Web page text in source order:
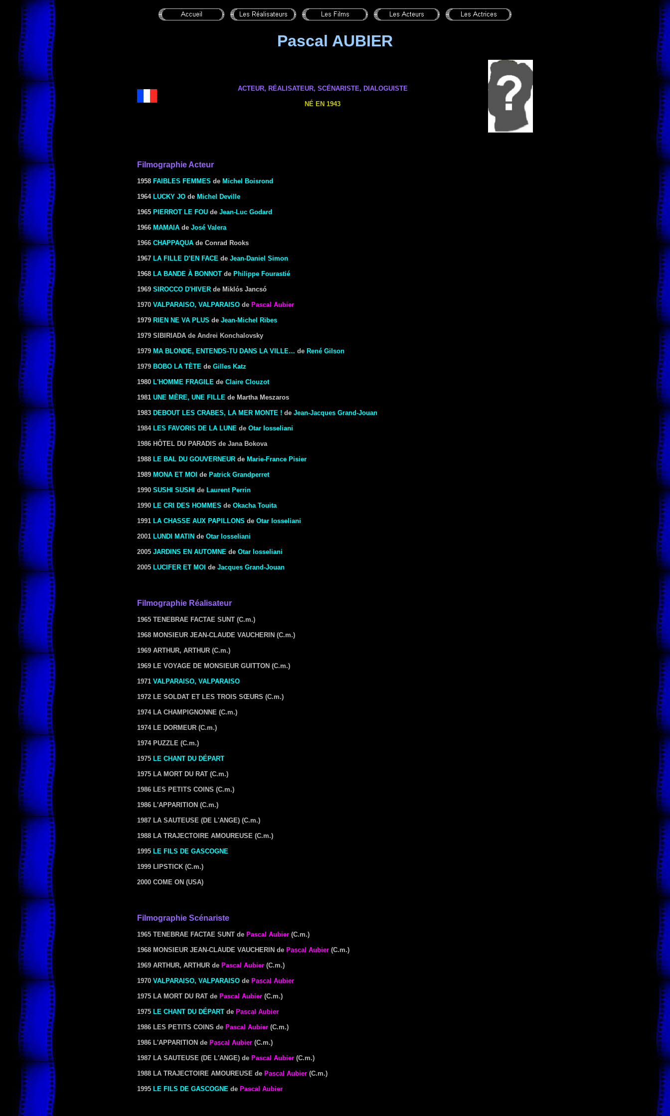
Pascal AUBIER
ACTEUR, RÉALISATEUR, SCÉNARISTE, DIALOGUISTE
NÉ EN 1943
Filmographie Acteur
1958 FAIBLES FEMMES de Michel Boisrond
1964 LUCKY JO de Michel Deville
1965 PIERROT LE FOU de Jean-Luc Godard
1966 MAMAIA de José Valera
1966 CHAPPAQUA de Conrad Rooks
1967 LA FILLE D’EN FACE de Jean-Daniel Simon
1968 LA BANDE À BONNOT de Philippe Fourastié
1969 SIROCCO D'HIVER de Miklós Jancsó
1970 VALPARAISO, VALPARAISO de Pascal Aubier
1979 RIEN NE VA PLUS de Jean-Michel Ribes
1979 SIBIRIADA de Andrei Konchalovsky
1979 MA BLONDE, ENTENDS-TU DANS LA VILLE… de René Gilson
1979 BOBO LA TÈTE de Gilles Katz
1980 L'HOMME FRAGILE de Claire Clouzot
1981 UNE MÈRE, UNE FILLE de Martha Meszaros
1983 DEBOUT LES CRABES, LA MER MONTE ! de Jean-Jacques Grand-Jouan
1984 LES FAVORIS DE LA LUNE de Otar Iosseliani
1986 HÔTEL DU PARADIS de Jana Bokova
1988 LE BAL DU GOUVERNEUR de Marie-France Pisier
1989 MONA ET MOI de Patrick Grandperret
1990 SUSHI SUSHI de Laurent Perrin
1990 LE CRI DES HOMMES de Okacha Touita
1991 LA CHASSE AUX PAPILLONS de Otar Iosseliani
2001 LUNDI MATIN de Otar Iosseliani
2005 JARDINS EN AUTOMNE de Otar Iosseliani
2005 LUCIFER ET MOI de Jacques Grand-Jouan
Filmographie Réalisateur
1965 TENEBRAE FACTAE SUNT (C.m.)
1968 MONSIEUR JEAN-CLAUDE VAUCHERIN (C.m.)
1969 ARTHUR, ARTHUR (C.m.)
1969 LE VOYAGE DE MONSIEUR GUITTON (C.m.)
1971 VALPARAISO, VALPARAISO
1972 LE SOLDAT ET LES TROIS SŒURS (C.m.)
1974 LA CHAMPIGNONNE (C.m.)
1974 LE DORMEUR (C.m.)
1974 PUZZLE (C.m.)
1975 LE CHANT DU DÉPART
1975 LA MORT DU RAT (C.m.)
1986 LES PETITS COINS (C.m.)
1986 L'APPARITION (C.m.)
1987 LA SAUTEUSE (DE L'ANGE) (C.m.)
1988 LA TRAJECTOIRE AMOUREUSE (C.m.)
1995 LE FILS DE GASCOGNE
1999 LIPSTICK (C.m.)
2000 COME ON (USA)
Filmographie Scénariste
1965 TENEBRAE FACTAE SUNT de Pascal Aubier (C.m.)
1968 MONSIEUR JEAN-CLAUDE VAUCHERIN de Pascal Aubier (C.m.)
1969 ARTHUR, ARTHUR de Pascal Aubier (C.m.)
1970 VALPARAISO, VALPARAISO de Pascal Aubier
1975 LA MORT DU RAT de Pascal Aubier (C.m.)
1975 LE CHANT DU DÉPART de Pascal Aubier
1986 LES PETITS COINS de Pascal Aubier (C.m.)
1986 L'APPARITION de Pascal Aubier (C.m.)
1987 LA SAUTEUSE (DE L'ANGE) de Pascal Aubier (C.m.)
1988 LA TRAJECTOIRE AMOUREUSE de Pascal Aubier (C.m.)
1995 LE FILS DE GASCOGNE de Pascal Aubier